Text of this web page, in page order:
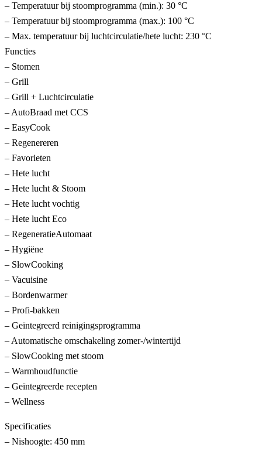
– Temperatuur bij stoomprogramma (min.): 30 °C
– Temperatuur bij stoomprogramma (max.): 100 °C
– Max. temperatuur bij luchtcirculatie/hete lucht: 230 °C
Functies
– Stomen
– Grill
– Grill + Luchtcirculatie
– AutoBraad met CCS
– EasyCook
– Regenereren
– Favorieten
– Hete lucht
– Hete lucht & Stoom
– Hete lucht vochtig
– Hete lucht Eco
– RegeneratieAutomaat
– Hygiëne
– SlowCooking
– Vacuisine
– Bordenwarmer
– Profi-bakken
– Geïntegreerd reinigingsprogramma
– Automatische omschakeling zomer-/wintertijd
– SlowCooking met stoom
– Warmhoudfunctie
– Geïntegreerde recepten
– Wellness
Specificaties
– Nishoogte: 450 mm